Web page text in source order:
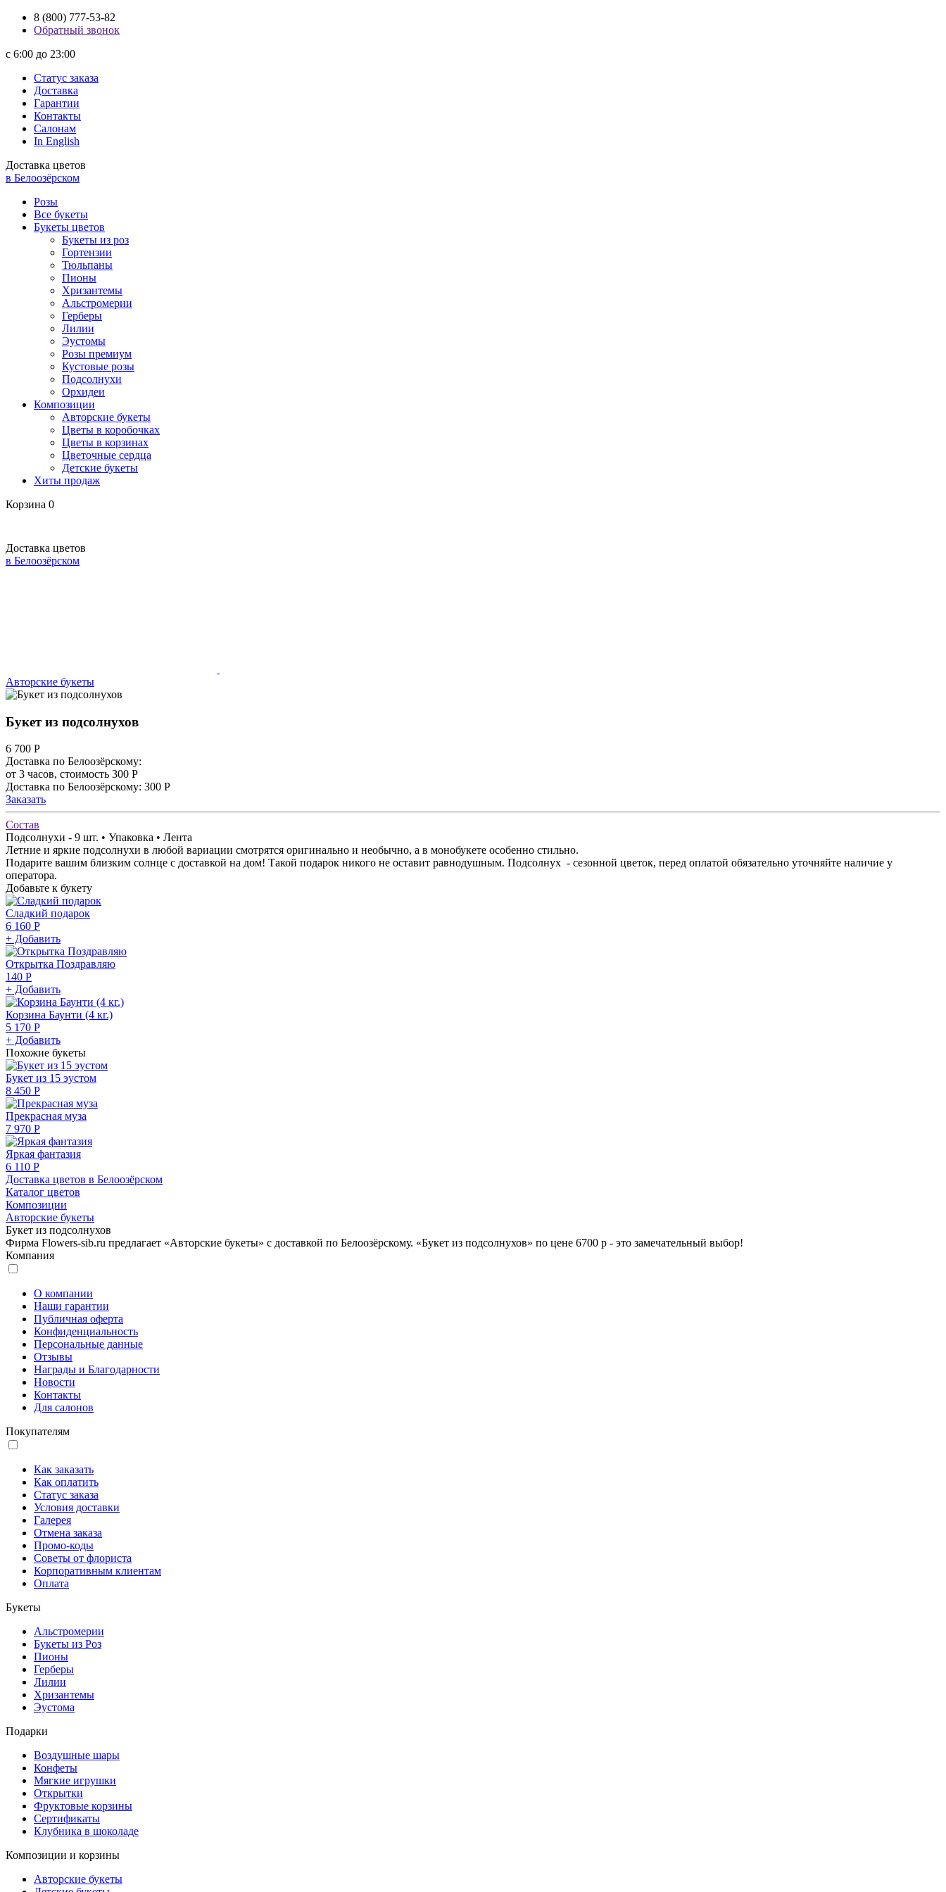
8 (800) 777-53-82
Обратный звонок
с 6:00 до 23:00
Статус заказа
Доставка
Гарантии
Контакты
Салонам
In English
Доставка цветов
в Белоозёрском
Розы
Все букеты
Букеты цветов
Букеты из роз
Гортензии
Тюльпаны
Пионы
Хризантемы
Альстромерии
Герберы
Лилии
Эустомы
Розы премиум
Кустовые розы
Подсолнухи
Орхидеи
Композиции
Авторские букеты
Цветы в коробочках
Цветы в корзинах
Цветочные сердца
Детские букеты
Хиты продаж
Корзина 0
Доставка цветов
в Белоозёрском
Авторские букеты
Букет из подсолнухов
6 700 Р
Доставка по Белоозёрскому:
от 3 часов, стоимость 300 Р
Доставка по Белоозёрскому: 300 Р
Заказать
Состав
Подсолнухи - 9 шт. • Упаковка • Лента
Летние и яркие подсолнухи в любой вариации смотрятся оригинально и необычно, а в монобукете особенно стильно.
Подарите вашим близким солнце с доставкой на дом! Такой подарок никого не оставит равнодушным. Подсолнух - сезонной цветок, перед оплатой обязательно уточняйте наличие у
оператора.
Добавьте к букету
Сладкий подарок
6 160 Р
+ Добавить
Открытка Поздравляю
140 Р
+ Добавить
Корзина Баунти (4 кг.)
5 170 Р
+ Добавить
Похожие букеты
Букет из 15 эустом
8 450 Р
Прекрасная муза
7 970 Р
Яркая фантазия
6 110 Р
Доставка цветов в Белоозёрском
Каталог цветов
Композиции
Авторские букеты
Букет из подсолнухов
Фирма Flowers-sib.ru предлагает «Авторские букеты» с доставкой по Белоозёрскому. «Букет из подсолнухов» по цене 6700 р - это замечательный выбор!
Компания
О компании
Наши гарантии
Публичная оферта
Конфиденциальность
Персональные данные
Отзывы
Награды и Благодарности
Новости
Контакты
Для салонов
Покупателям
Как заказать
Как оплатить
Статус заказа
Условия доставки
Галерея
Отмена заказа
Промо-коды
Советы от флориста
Корпоративным клиентам
Оплата
Букеты
Альстромерии
Букеты из Роз
Пионы
Герберы
Лилии
Хризантемы
Эустома
Подарки
Воздушные шары
Конфеты
Мягкие игрушки
Открытки
Фруктовые корзины
Сертификаты
Клубника в шоколаде
Композиции и корзины
Авторские букеты